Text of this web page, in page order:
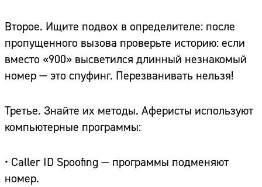
Второе. Ищите подвох в определителе: после
пропущенного вызова проверьте историю: если
вместо «900» высветился длинный незнакомый
номер — это спуфинг. Перезванивать нельзя!
Третье. Знайте их методы. Аферисты используют
компьютерные программы:
• Caller ID Spoofing — программы подменяют
номер.